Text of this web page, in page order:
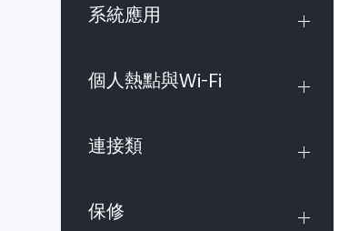
系統應用
個人熱點與Wi-Fi
連接類
保修